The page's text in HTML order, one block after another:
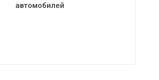
автомобилей